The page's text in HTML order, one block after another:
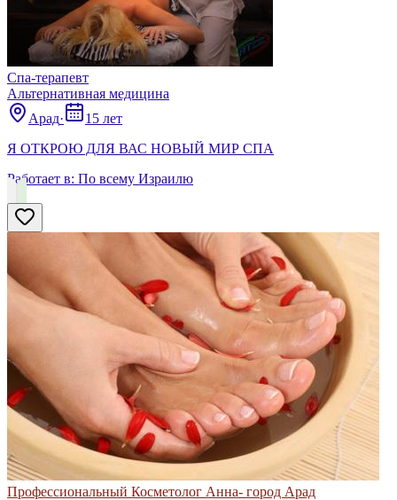
Спа-терапевт
Альтернативная медицина
Арад·
15 лет
Я ОТКРОЮ ДЛЯ ВАС НОВЫЙ МИР СПА
Работает в: По всему Израилю
Профессиональный Косметолог Анна- город Арад